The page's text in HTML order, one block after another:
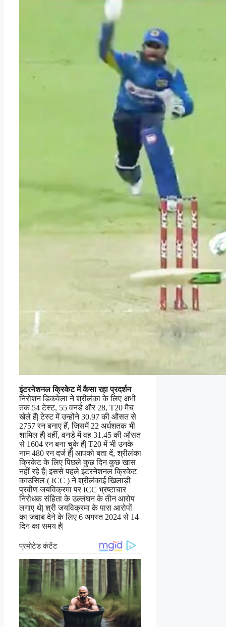
इंटरनेशनल क्रिकेट में कैसा रहा प्रदर्शन
निरोशन डिकवेला ने श्रीलंका के लिए अभी
तक 54 टेस्ट, 55 वनडे और 28, T20 मैच
खेले हैं| टेस्ट में उन्होंने 30.97 की औसत से
2757 रन बनाए हैं, जिसमें 22 अर्धशतक भी
शामिल हैं| वहीं, वनडे में वह 31.45 की औसत
से 1604 रन बना चुके हैं| T20 में भी उनके
नाम 480 रन दर्ज हैं| आपको बता दें, श्रीलंका
क्रिकेट के लिए पिछले कुछ दिन कुछ खास
नहीं रहे हैं| इससे पहले इंटरनेशनल क्रिकेट
काउंसिल ( ICC ) ने श्रीलंकाई खिलाड़ी
प्रवीण जयविक्रमा पर ICC भ्रष्टाचार
निरोधक संहिता के उल्लंघन के तीन आरोप
लगाए थे| श्री जयविक्रमा के पास आरोपों
का जवाब देने के लिए 6 अगस्त 2024 से 14
दिन का समय है|